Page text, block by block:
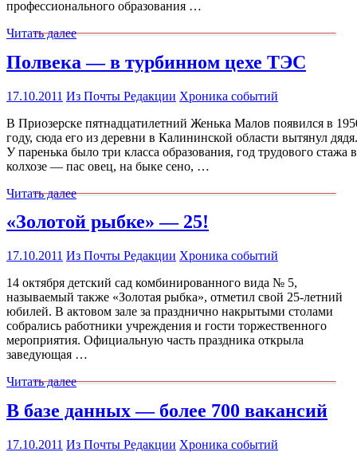
профессионального образования …
Читать далее
Полвека — в турбинном цехе ТЭС
17.10.2011 Из Почты Редакции Хроника событий
В Приозерске пятнадцатилетний Женька Малов появился в
году, сюда его из деревни в Калининской области вытянул дядя.
У паренька было три класса образования, год трудового стажа в
колхозе — пас овец, на быке сено, …
Читать далее
«Золотой рыбке» — 25!
17.10.2011 Из Почты Редакции Хроника событий
14 октября детский сад комбинированного вида № 5,
называемый также «Золотая рыбка», отметил свой 25-летний
юбилей. В актовом зале за празднично накрытыми столами
собрались работники учреждения и гости торжественного
мероприятия. Официальную часть праздника открыла
заведующая …
Читать далее
В базе данных — более 700 вакансий
17.10.2011 Из Почты Редакции Хроника событий